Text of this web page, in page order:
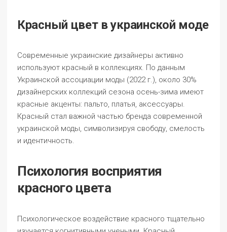
Красный цвет в украинской моде
Современные украинские дизайнеры активно
используют красный в коллекциях. По данным
Украинской ассоциации моды (2022 г.), около 30%
дизайнерских коллекций сезона осень-зима имеют
красные акценты: пальто, платья, аксессуары.
Красный стал важной частью бренда современной
украинской моды, символизируя свободу, смелость
и идентичность.
Психология восприятия
красного цвета
Психологическое воздействие красного тщательно